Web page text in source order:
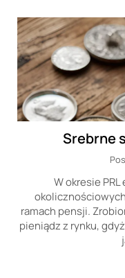
Srebrne
W okresie
ramach pensji.
pieniądz z rynku,